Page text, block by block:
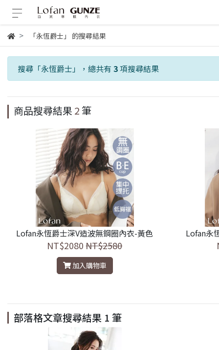
「永恆爵士」 的搜尋結果
搜尋「永恆爵士 」，總共有 3項搜尋結果
商品搜尋結果 2 筆
Lofan永恆爵士深V造波無鋼圈內衣-黃色
NT$2080 NT$2580
加入購物車
Lofan永
部落格文章搜尋結果 1 筆